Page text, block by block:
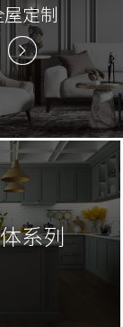
定制
系列